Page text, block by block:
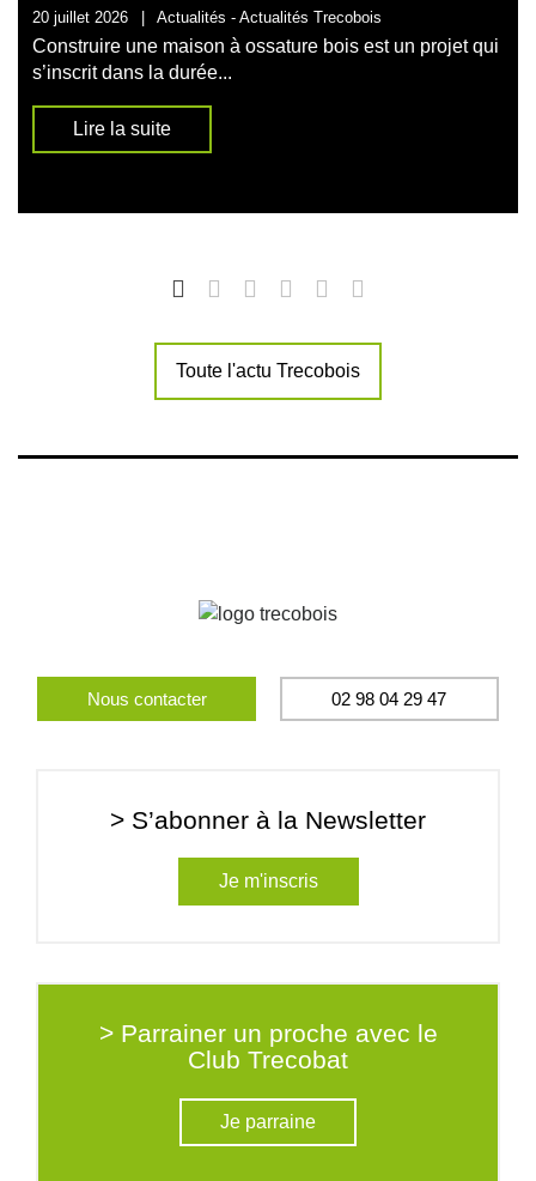
20 juillet 2026 | Actualités - Actualités Trecobois
Construire une maison à ossature bois est un projet qui
s’inscrit dans la durée...
Lire la suite
Toute l'actu Trecobois
Nous contacter 02 98 04 29 47
> S’abonner à la Newsletter
Je m'inscris
> Parrainer un proche avec le
Club Trecobat
Je parraine